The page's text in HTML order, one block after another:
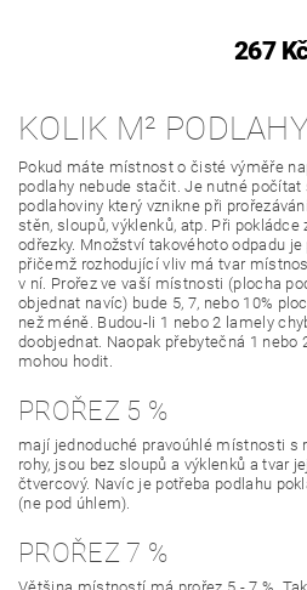
267
KOLIK M²
Pokud máte místnost o čisté výměře
podlahy nebude stačit. Je nutné
podlahoviny který vznikne při
stěn, sloupů, výklenků, atp. Při
odřezky. Množství takovéhoto odpadu
přičemž rozhodující vliv má tvar
v ní. Prořez ve vaší místnosti (plocha
objednat navíc) bude 5, 7, nebo 10%
než méně. Budou-li 1 nebo 2 lamely
doobjednat. Naopak přebytečná 1 nebo
mohou hodit.
PROŘEZ 5 %
mají jednoduché pravoúhlé místnosti s
rohy, jsou bez sloupů a výklenků a tvar
čtvercový. Navíc je potřeba podlahu
(ne pod úhlem).
PROŘEZ 7 %